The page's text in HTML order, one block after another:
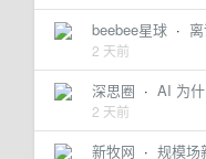
beebee星球 ·
2 天前
深思圈 · AI 为
2 天前
新牧网 · 规模场